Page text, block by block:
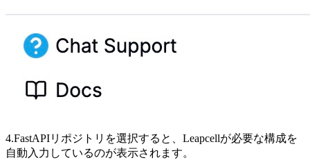
4.FastAPIリポジトリを選択すると、Leapcellが必要な構成を
自動入力しているのが表示されます。